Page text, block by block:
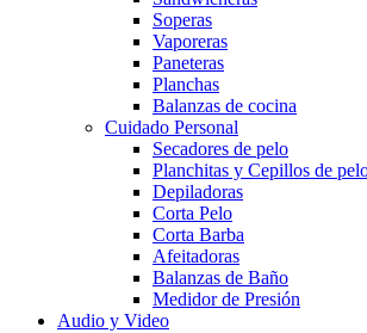
Soperas
Vaporeras
Paneteras
Planchas
Balanzas de cocina
Cuidado Personal
Secadores de pelo
Planchitas y Cepillos de
Depiladoras
Corta Pelo
Corta Barba
Afeitadoras
Balanzas de Baño
Medidor de Presión
Audio y Video